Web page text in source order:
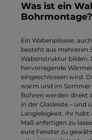
zu halten. Damit ist
Wahl für alle,
Was ist ein
Bohrmontage?
Ein Wabenplissee,
besteht aus mehreren
Wabenstruktur bilden.
hervorragende
eingeschlossen wird.
warm und im Sommer
Bohren werden direkt
in der Glasleiste – und
Langlebigkeit. Ihr habt
Maß anfertigen zu
eure Fenster zu